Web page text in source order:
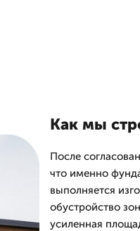
Как мы
После
что именно
выполняется
обустройство
усиленная